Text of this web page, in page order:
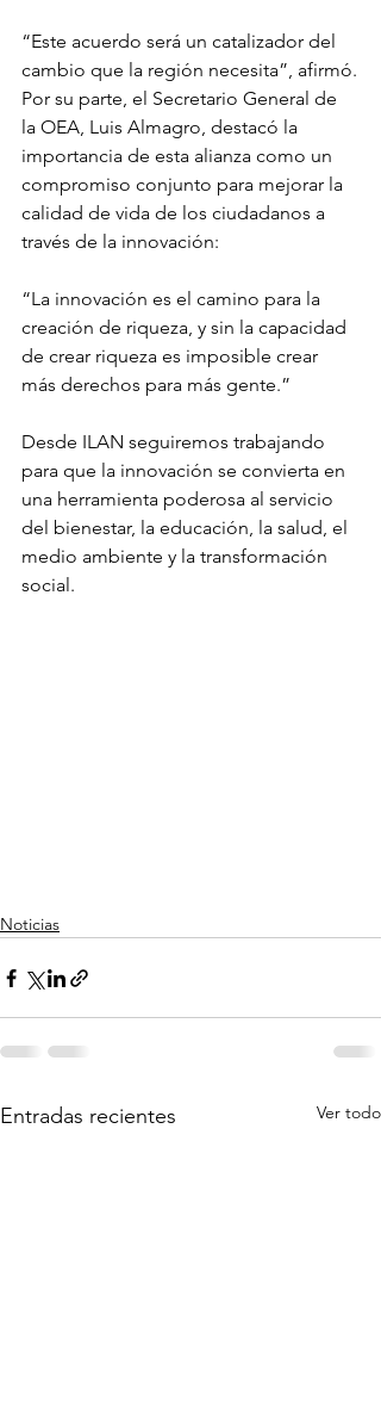
“Este acuerdo será un catalizador del
cambio que la región necesita”, afirmó.
Por su parte, el Secretario General de
la OEA, Luis Almagro, destacó la
importancia de esta alianza como un
compromiso conjunto para mejorar la
calidad de vida de los ciudadanos a
través de la innovación:
“La innovación es el camino para la
creación de riqueza, y sin la capacidad
de crear riqueza es imposible crear
más derechos para más gente.”
Desde ILAN seguiremos trabajando
para que la innovación se convierta en
una herramienta poderosa al servicio
del bienestar, la educación, la salud, el
medio ambiente y la transformación
social.
Noticias
Entradas recientes Ver todo